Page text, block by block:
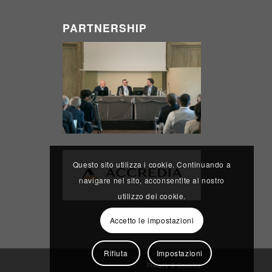
PARTNERSHIP
Privacy & Cookies
Questo sito utilizza i cookie. Continuando a
navigare nel sito, acconsentite al nostro
utilizzo dei cookie.
Accetto le impostazioni
Rifiuta Impostazioni